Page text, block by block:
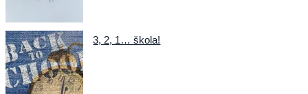
3, 2, 1… škola!